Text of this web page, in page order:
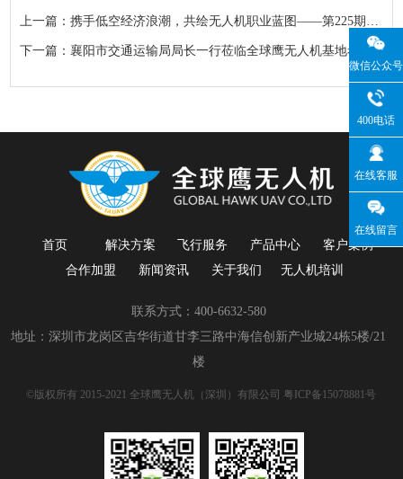
下一篇：襄阳市交通运输局局长一行莅临全球鹰无人机基地考察合作，共探合作新机遇
微信公众号
400电话
在线客服
在线留言
首页 解决方案 飞行服务 产品中心
客户案例
合作加盟
新闻资讯 关于我们 无人机培训
联系方式：400-6632-580
地址：深圳市龙岗区吉华街道甘李三路中海信创新产业城24栋5楼/21
楼
©版权所有 2015-2021 全球鹰无人机（深圳）有限公司粤ICP备15078881号